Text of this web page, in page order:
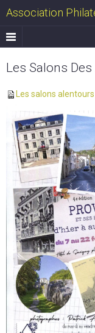
Association
Les Salons
Les salons alentours